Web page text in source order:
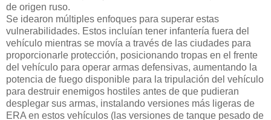
de origen ruso.
Se idearon múltiples enfoques para superar estas
vulnerabilidades. Estos incluían tener infantería fuera del
vehículo mientras se movía a través de las ciudades para
proporcionarle protección, posicionando tropas en el frente
del vehículo para operar armas defensivas, aumentando la
potencia de fuego disponible para la tripulación del vehículo
para destruir enemigos hostiles antes de que pudieran
desplegar sus armas, instalando versiones más ligeras de
ERA en estos vehículos (las versiones de tanque pesado de